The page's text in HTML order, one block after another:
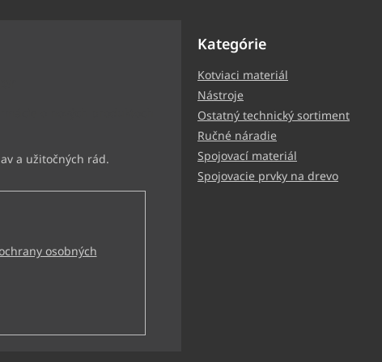
osobných
Kategórie
Kotviaci materiál
Nástroje
Ostatný technický sortiment
Ručné náradie
Spojovací materiál
Spojovacie prvky na drevo